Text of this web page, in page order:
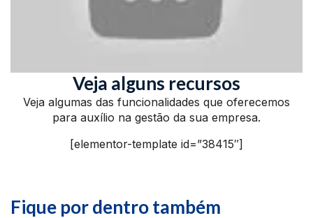
Veja alguns recursos
Veja algumas das funcionalidades que oferecemos
para auxílio na gestão da sua empresa.
[elementor-template id=”38415″]
Fique por dentro também